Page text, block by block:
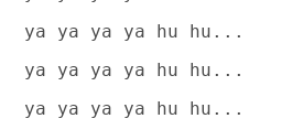
ya ya ya ya hu hu...
ya ya ya ya hu hu...
ya ya ya ya hu hu...